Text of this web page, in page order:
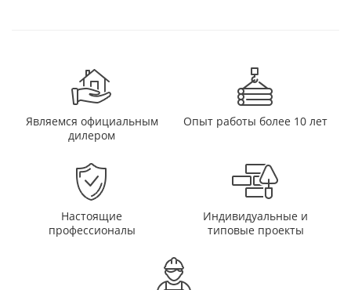
Являемся официальным
дилером
Опыт работы более 10 лет
Настоящие
профессионалы
Индивидуальные и
типовые проекты